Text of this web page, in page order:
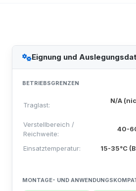
Eignung und
BETRIEBSGRENZEN
Traglast:
N/A
Verstellbereich /
Reichweite:
40-
Einsatztemperatur: 15-35°C
MONTAGE- UND